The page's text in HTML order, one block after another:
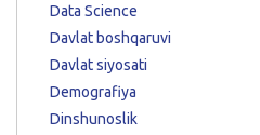
Data Science
Davlat boshqaruvi
Davlat siyosati
Demografiya
Dinshunoslik